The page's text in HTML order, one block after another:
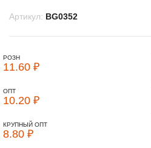
Артикул: BG0352
РОЗН
11.60 ₽
ОПТ
10.20 ₽
КРУПНЫЙ ОПТ
8.80 ₽